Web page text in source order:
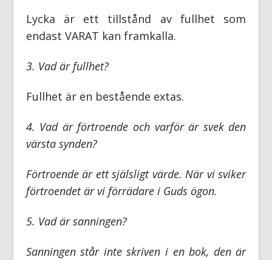
Lycka är ett tillstånd av fullhet som
endast VARAT kan framkalla.
3. Vad är fullhet?
Fullhet är en bestående extas.
4. Vad är förtroende och varför är svek den
värsta synden?
Förtroende är ett själsligt värde. När vi sviker
förtroendet är vi förrädare i Guds ögon.
5. Vad är sanningen?
Sanningen står inte skriven i en bok, den är